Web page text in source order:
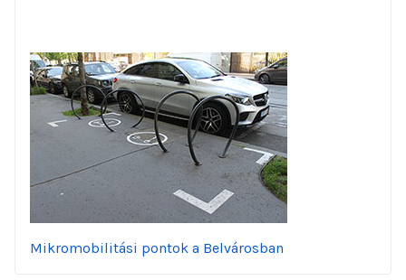
Mikromobilitási pontok a Belvárosban